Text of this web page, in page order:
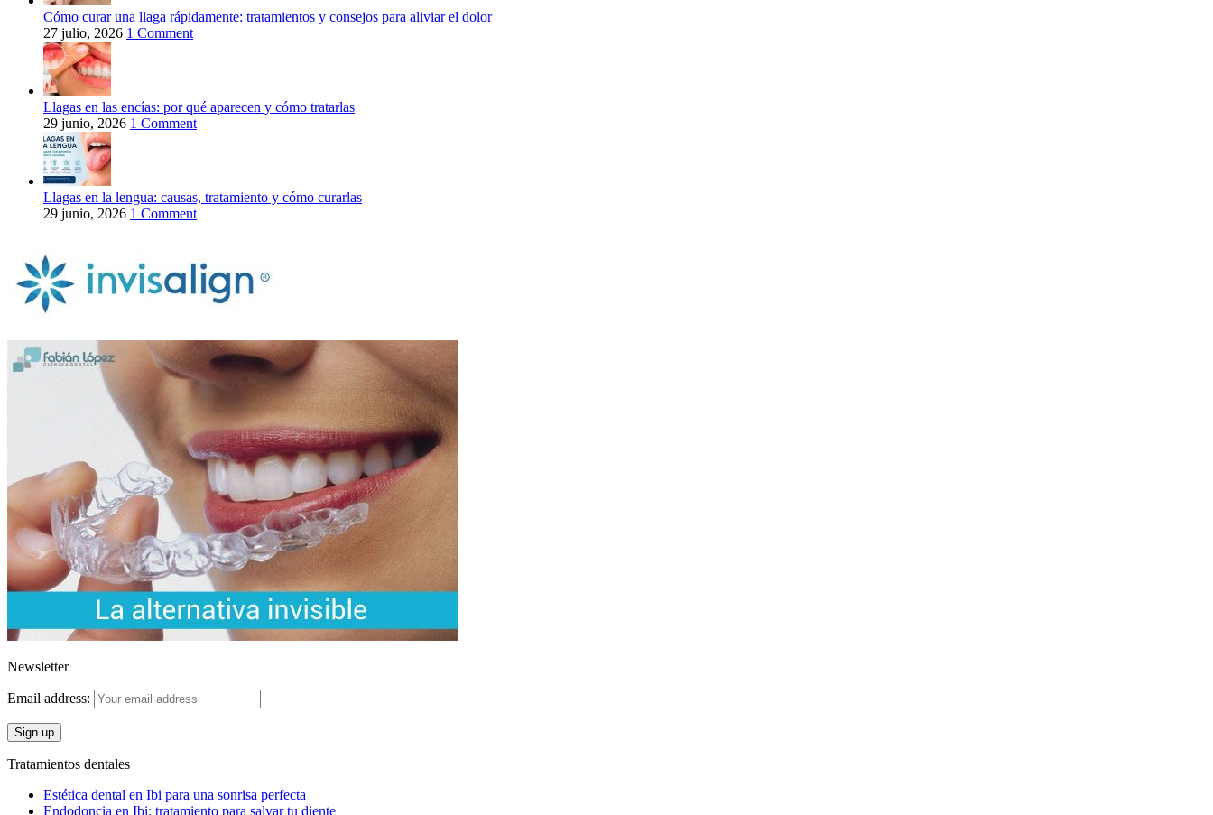
Cómo curar una llaga rápidamente: tratamientos y consejos para aliviar el dolor
27 julio, 2026 1 Comment
Llagas en las encías: por qué aparecen y cómo tratarlas
29 junio, 2026 1 Comment
Llagas en la lengua: causas, tratamiento y cómo curarlas
29 junio, 2026 1 Comment
Newsletter
Email address:
Tratamientos dentales
Estética dental en Ibi para una sonrisa perfecta
Endodoncia en Ibi: tratamiento para salvar tu diente